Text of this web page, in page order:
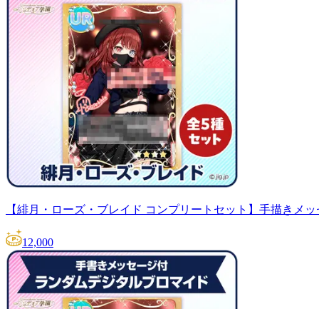
【緋月・ローズ・ブレイド コンプリートセット】手描きメ
12,000